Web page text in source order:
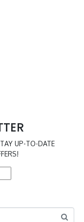
UP-TO-DATE